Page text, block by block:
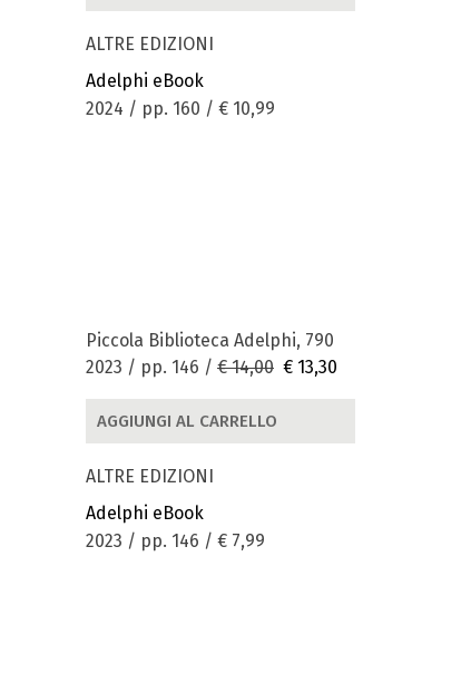
ALTRE EDIZIONI
Adelphi eBook
2024 / pp. 160 / € 10,99
Piccola Biblioteca Adelphi, 790
2023 / pp. 146 / € 14,00 € 13,30
AGGIUNGI AL CARRELLO
ALTRE EDIZIONI
Adelphi eBook
2023 / pp. 146 / € 7,99